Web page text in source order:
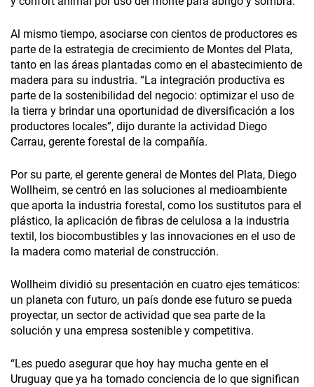
Al mismo tiempo, asociarse con cientos de productores es
parte de la estrategia de crecimiento de Montes del Plata,
tanto en las áreas plantadas como en el abastecimiento de
madera para su industria. “La integración productiva es
parte de la sostenibilidad del negocio: optimizar el uso de
la tierra y brindar una oportunidad de diversificación a los
productores locales”, dijo durante la actividad Diego
Carrau, gerente forestal de la compañía.
Por su parte, el gerente general de Montes del Plata, Diego
Wollheim, se centró en las soluciones al medioambiente
que aporta la industria forestal, como los sustitutos para el
plástico, la aplicación de fibras de celulosa a la industria
textil, los biocombustibles y las innovaciones en el uso de
la madera como material de construcción.
Wollheim dividió su presentación en cuatro ejes temáticos:
un planeta con futuro, un país donde ese futuro se pueda
proyectar, un sector de actividad que sea parte de la
solución y una empresa sostenible y competitiva.
“Les puedo asegurar que hoy hay mucha gente en el
Uruguay que ya ha tomado conciencia de lo que significan